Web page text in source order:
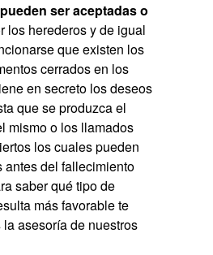
ser aceptadas o
los herederos y de igual
que existen los
cerrados en los
en secreto los deseos
que se produzca el
mismo o los llamados
los cuales pueden
antes del fallecimiento
saber qué tipo de
más favorable te
asesoría de nuestros